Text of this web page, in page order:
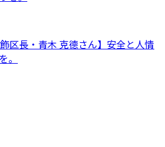
区長・青木 克德さん】安全と人情
。